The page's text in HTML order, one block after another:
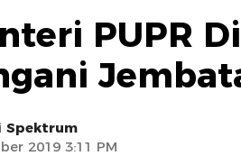
PUPR
Spektrum
2019 3:11 PM